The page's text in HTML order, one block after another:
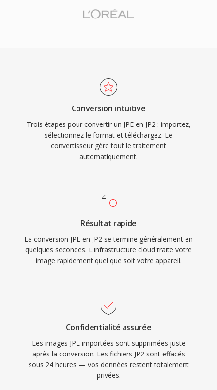
Conversion intuitive
Trois étapes pour convertir un JPE en JP2 : importez,
sélectionnez le format et téléchargez. Le
convertisseur gère tout le traitement
automatiquement.
Résultat rapide
La conversion JPE en JP2 se termine généralement en
quelques secondes. L'infrastructure cloud traite votre
image rapidement quel que soit votre appareil.
Confidentialité assurée
Les images JPE importées sont supprimées juste
après la conversion. Les fichiers JP2 sont effacés
sous 24 heures — vos données restent totalement
privées.